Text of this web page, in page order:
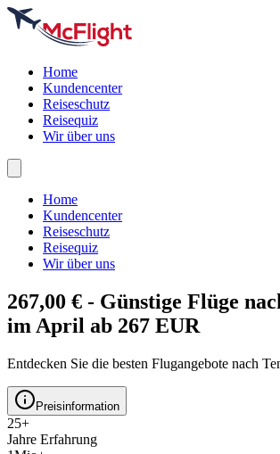
Home
Kundencenter
Reiseschutz
Reisequiz
Wir über uns
Home
Kundencenter
Reiseschutz
Reisequiz
Wir über uns
267,00 € - Günstige Flüge
im April ab 267 EUR
Entdecken Sie die besten Flugangebote nach
Preisinformation
25+
Jahre Erfahrung